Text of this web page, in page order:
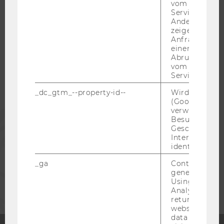
ALUMNI
vom AMP-
Service
Andere
zeigen Opt-
Anfrage im
einen Fehler
Abrufen
vom AMP
Service an.
_dc_gtm_--property-id--
Wird von
(Google Tag
verwendet,
Besucher
Geschlecht
Interessen zu
identifizieren.
_ga
Contains a
generated
Using this
Analytics can
returning
website and
data from